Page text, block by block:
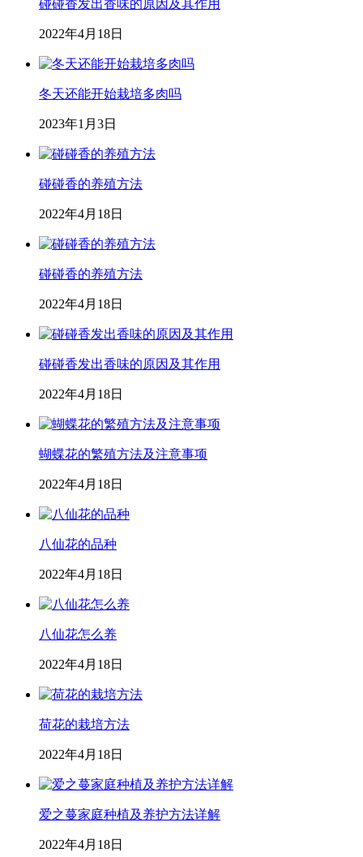
碰碰香发出香味的原因及其作用
2022年4月18日
冬天还能开始栽培多肉吗
2023年1月3日
碰碰香的养殖方法
2022年4月18日
碰碰香的养殖方法
2022年4月18日
碰碰香发出香味的原因及其作用
2022年4月18日
蝴蝶花的繁殖方法及注意事项
2022年4月18日
八仙花的品种
2022年4月18日
八仙花怎么养
2022年4月18日
荷花的栽培方法
2022年4月18日
爱之蔓家庭种植及养护方法详解
2022年4月18日